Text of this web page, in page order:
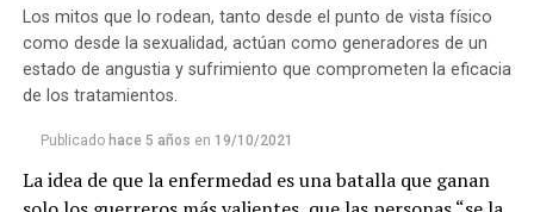
Los mitos que lo rodean, tanto desde el punto de vista físico
como desde la sexualidad, actúan como generadores de un
estado de angustia y sufrimiento que comprometen la eficacia
de los tratamientos.
Publicado hace 5 años en 19/10/2021
La idea de que la enfermedad es una batalla que ganan